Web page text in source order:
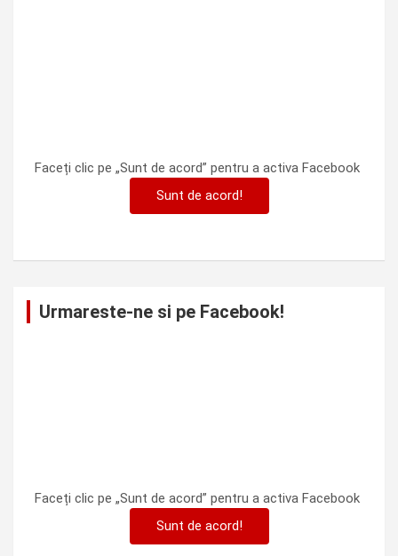
Faceți clic pe „Sunt de acord” pentru a activa Facebook
Sunt de acord!
Urmareste-ne si pe Facebook!
Faceți clic pe „Sunt de acord” pentru a activa Facebook
Sunt de acord!